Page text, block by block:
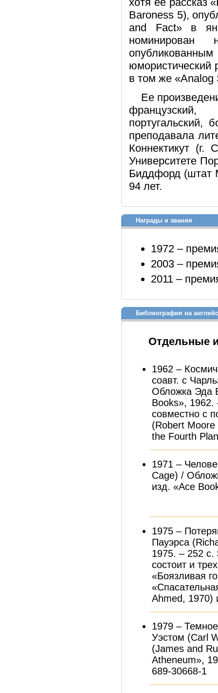
Baroness 5),
and Fact» в
юмористический
в том же «Analog
Ее
французский,
португальский,
преподавала
Коннектикут
Университете
Биддфорд (штат
94 лет.
Награды и звания
1972 –
2003 –
2011 –
Библиография на
Отдельные
1962 –
соавт. с
Обложка Эда
Books»,
совместно с
(Robert Moore
the Fourth
1971 –
Cage) /
изд. «Ace
1975 –
Пауэрса
1975. – 252
состоит и
«Боязливая
Ahmed, 1970)
1979 –
Уэстом (Carl
(James and
Atheneum»,
689-30668-1